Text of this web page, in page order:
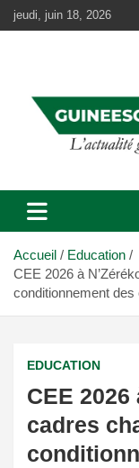
Aller
au
jeudi, juin 18, 2026
Accueil
Education
CEE 2026 à
conditionnement
EDUCATION
CEE 2026
cadres